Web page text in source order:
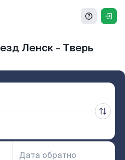
Ленск - Тверь